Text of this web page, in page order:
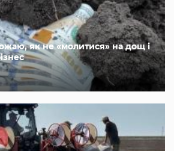
як не «молитися» на дощ і